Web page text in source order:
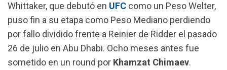
Whittaker, que debutó en UFC como un Peso Welter,
puso fin a su etapa como Peso Mediano perdiendo
por fallo dividido frente a Reinier de Ridder el pasado
26 de julio en Abu Dhabi. Ocho meses antes fue
sometido en un round por Khamzat Chimaev.